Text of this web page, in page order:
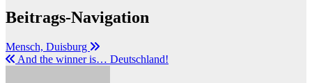
Beitrags-Navigation
Mensch, Duisburg
And the winner is… Deutschland!